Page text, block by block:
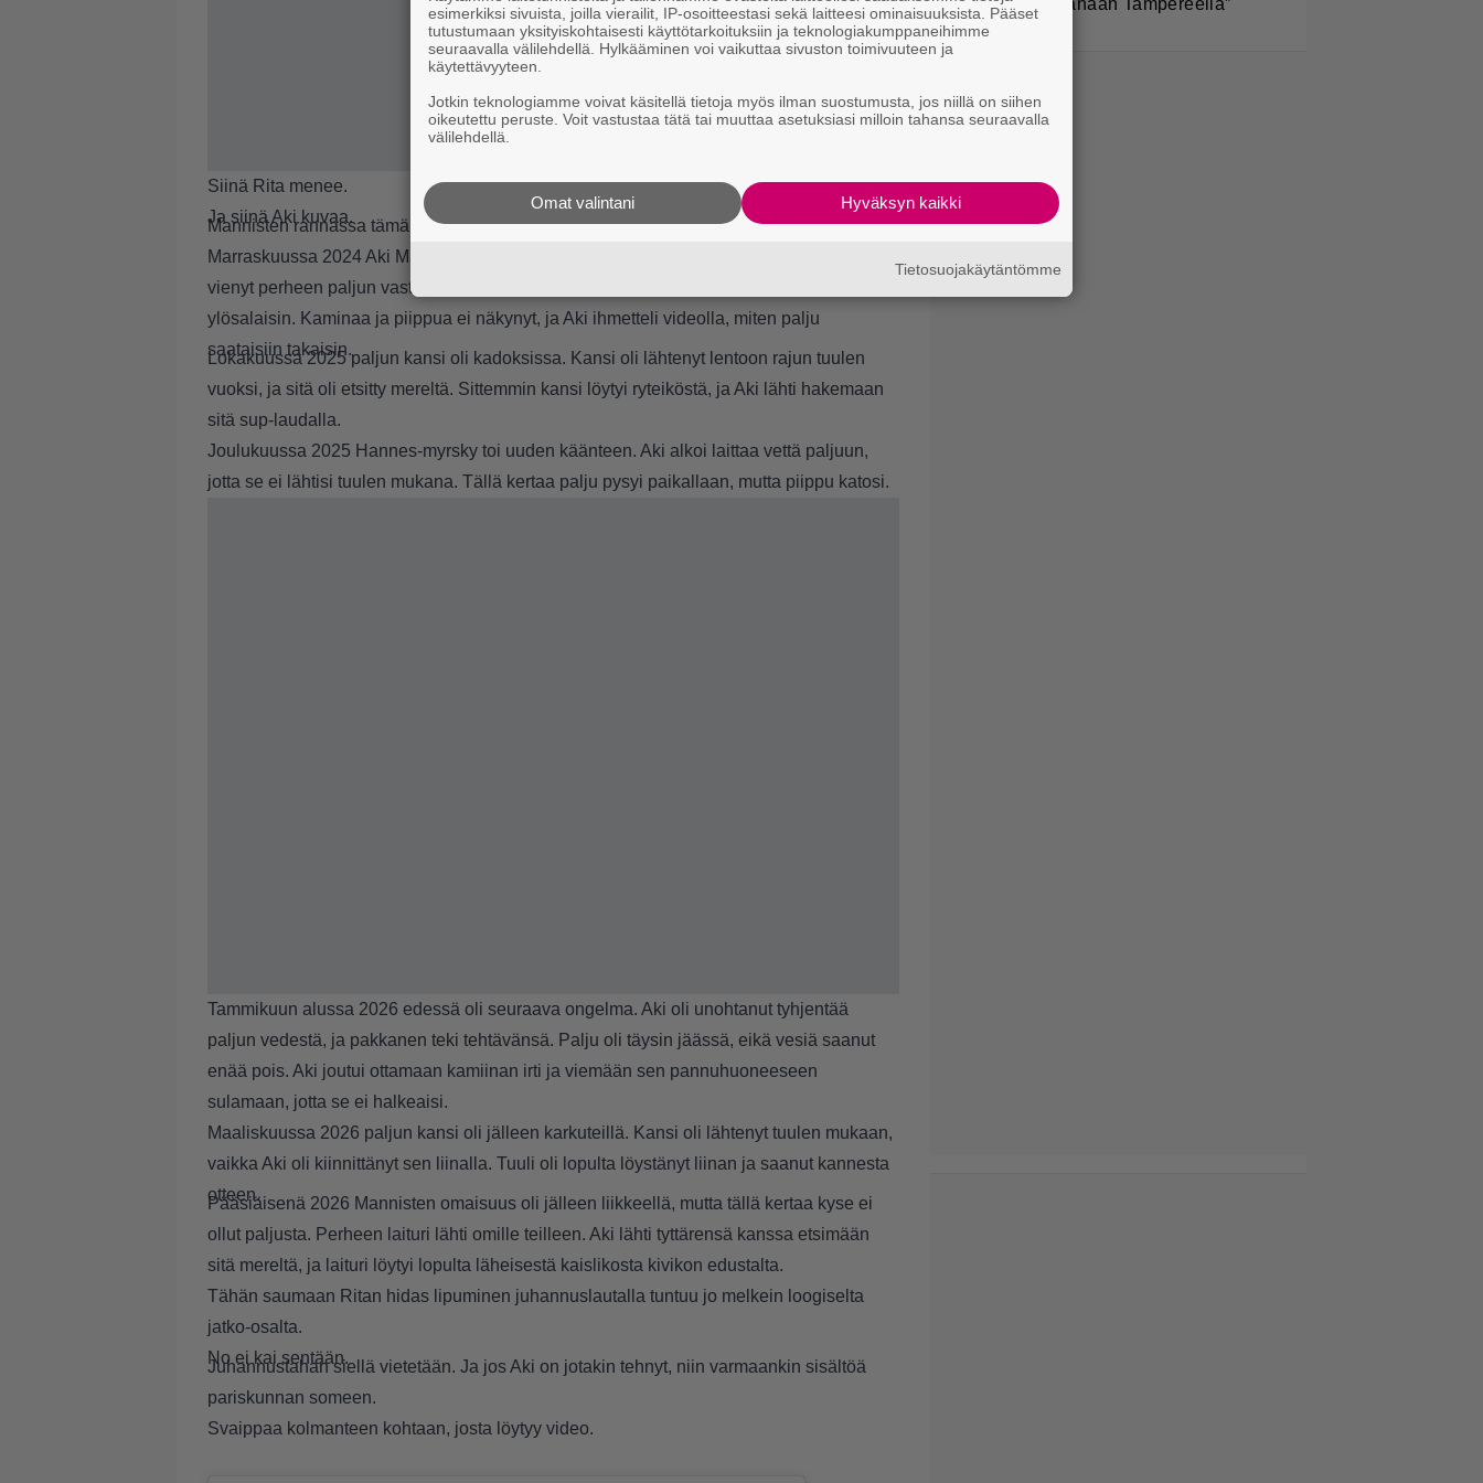
Siinä Rita menee.
Ja siinä Aki kuvaa.
Mannisten rannassa tämä ei ole aivan ensimmäinen kerta, kun meri ottaa osansa.
Marraskuussa 2024 Aki Manninen kertoi Instagramin tarinat-osiossa, että myrskytuuli oli
vienyt perheen paljun vastapäiselle rannalle. Palju oli päätynyt naapurin rantaan
ylösalaisin. Kaminaa ja piippua ei näkynyt, ja Aki ihmetteli videolla, miten palju
saataisiin takaisin.
Lokakuussa 2025 paljun kansi oli kadoksissa. Kansi oli lähtenyt lentoon rajun tuulen
vuoksi, ja sitä oli etsitty mereltä. Sittemmin kansi löytyi ryteiköstä, ja Aki lähti hakemaan
sitä sup-laudalla.
Joulukuussa 2025 Hannes-myrsky toi uuden käänteen. Aki alkoi laittaa vettä paljuun,
jotta se ei lähtisi tuulen mukana. Tällä kertaa palju pysyi paikallaan, mutta piippu katosi.
Tammikuun alussa 2026 edessä oli seuraava ongelma. Aki oli unohtanut tyhjentää
paljun vedestä, ja pakkanen teki tehtävänsä. Palju oli täysin jäässä, eikä vesiä saanut
enää pois. Aki joutui ottamaan kamiinan irti ja viemään sen pannuhuoneeseen
sulamaan, jotta se ei halkeaisi.
Maaliskuussa 2026 paljun kansi oli jälleen karkuteillä. Kansi oli lähtenyt tuulen mukaan,
vaikka Aki oli kiinnittänyt sen liinalla. Tuuli oli lopulta löystänyt liinan ja saanut kannesta
otteen.
Pääsiäisenä 2026 Mannisten omaisuus oli jälleen liikkeellä, mutta tällä kertaa kyse ei
ollut paljusta. Perheen laituri lähti omille teilleen. Aki lähti tyttärensä kanssa etsimään
sitä mereltä, ja laituri löytyi lopulta läheisestä kaislikosta kivikon edustalta.
Tähän saumaan Ritan hidas lipuminen juhannuslautalla tuntuu jo melkein loogiselta
jatko-osalta.
No ei kai sentään.
Juhannustahan siellä vietetään. Ja jos Aki on jotakin tehnyt, niin varmaankin sisältöä
pariskunnan someen.
Svaippaa kolmanteen kohtaan, josta löytyy video.
aikaiseksi tänään Tampereella”
esimerkiksi sivuista, joilla vierailit, IP-osoitteestasi sekä laitteesi ominaisuuksista. Pääset
tutustumaan yksityiskohtaisesti käyttötarkoituksiin ja teknologiakumppaneihimme
seuraavalla välilehdellä. Hylkääminen voi vaikuttaa sivuston toimivuuteen ja
käytettävyyteen.
Jotkin teknologiamme voivat käsitellä tietoja myös ilman suostumusta, jos niillä on siihen
oikeutettu peruste. Voit vastustaa tätä tai muuttaa asetuksiasi milloin tahansa seuraavalla
välilehdellä.
Hyväksyn kaikki
Omat valintani
Tietosuojakäytäntömme